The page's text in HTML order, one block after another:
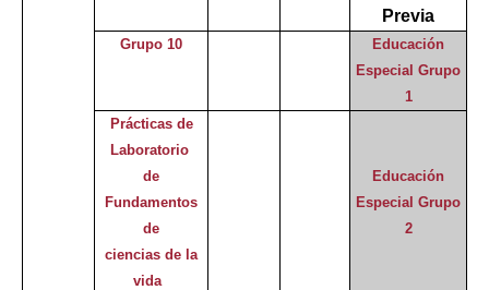
Previa
Grupo 10
Educación
Especial Grupo
1
Prácticas de
Laboratorio
de
Fundamentos
de
ciencias de la
vida
Educación
Especial Grupo
2